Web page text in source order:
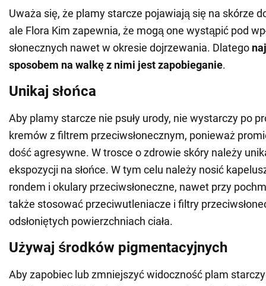
Uważa się, że plamy starcze pojawiają się na skórze
ale Flora Kim zapewnia, że mogą one wystąpić pod
słonecznych nawet w okresie dojrzewania. Dlatego
sposobem na walkę z nimi jest zapobieganie.
Unikaj słońca
Aby plamy starcze nie psuły urody, nie wystarczy po
kremów z filtrem przeciwsłonecznym, ponieważ
dość agresywne. W trosce o zdrowie skóry należy
ekspozycji na słońce. W tym celu należy nosić
rondem i okulary przeciwsłoneczne, nawet przy
także stosować przeciwutleniacze i filtry
odsłoniętych powierzchniach ciała.
Używaj środków pigmentacyjnych
Aby zapobiec lub zmniejszyć widoczność plam